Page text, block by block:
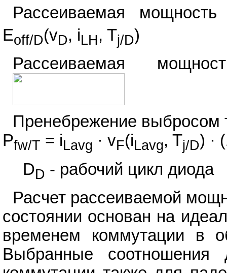
Рассеиваемая
Eoff/D(vD, iLH, Tj/D)
Рассеиваемая
Пренебрежение выбросом
Pfw/T = iLavg · vF(iLavg, Tj/D) ·
DD - рабочий цикл диода
Расчет рассеиваемой
состоянии основан на
временем коммутации в
Выбранные соотношения